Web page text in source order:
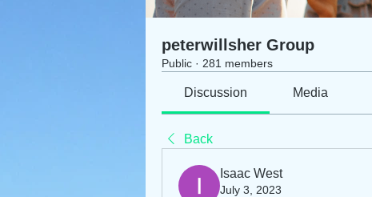
peterwillsher Group
Public · 281 members
Discussion Media
Back
Isaac West
July 3, 2023